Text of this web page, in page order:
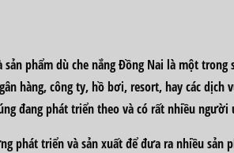
phẩmdù che nắng Đồng Nai là một trong
hàng, công ty, hồ bơi, resort, hay các
đang phát triển theo và có rất nhiều người
phát triển và sản xuất để đưa ra nhiều sản